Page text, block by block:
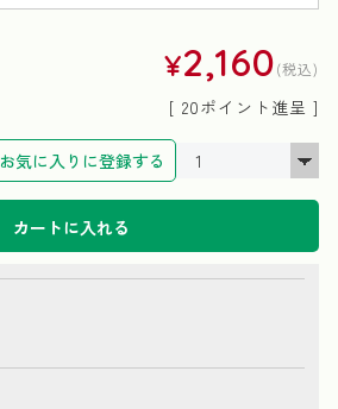
¥2,160 税込
[ 20ポイント進呈 ]
お気に入りに登録する
カートに入れる